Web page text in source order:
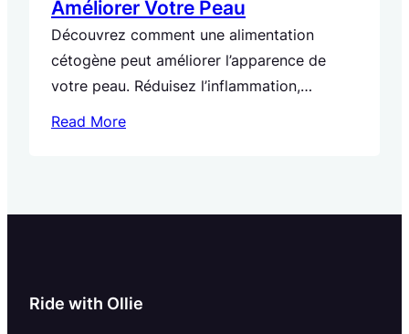
Améliorer Votre Peau
Découvrez comment une alimentation
cétogène peut améliorer l’apparence de
votre peau. Réduisez l’inflammation,
avec le régime cétogène.
Read More
Ride with Ollie